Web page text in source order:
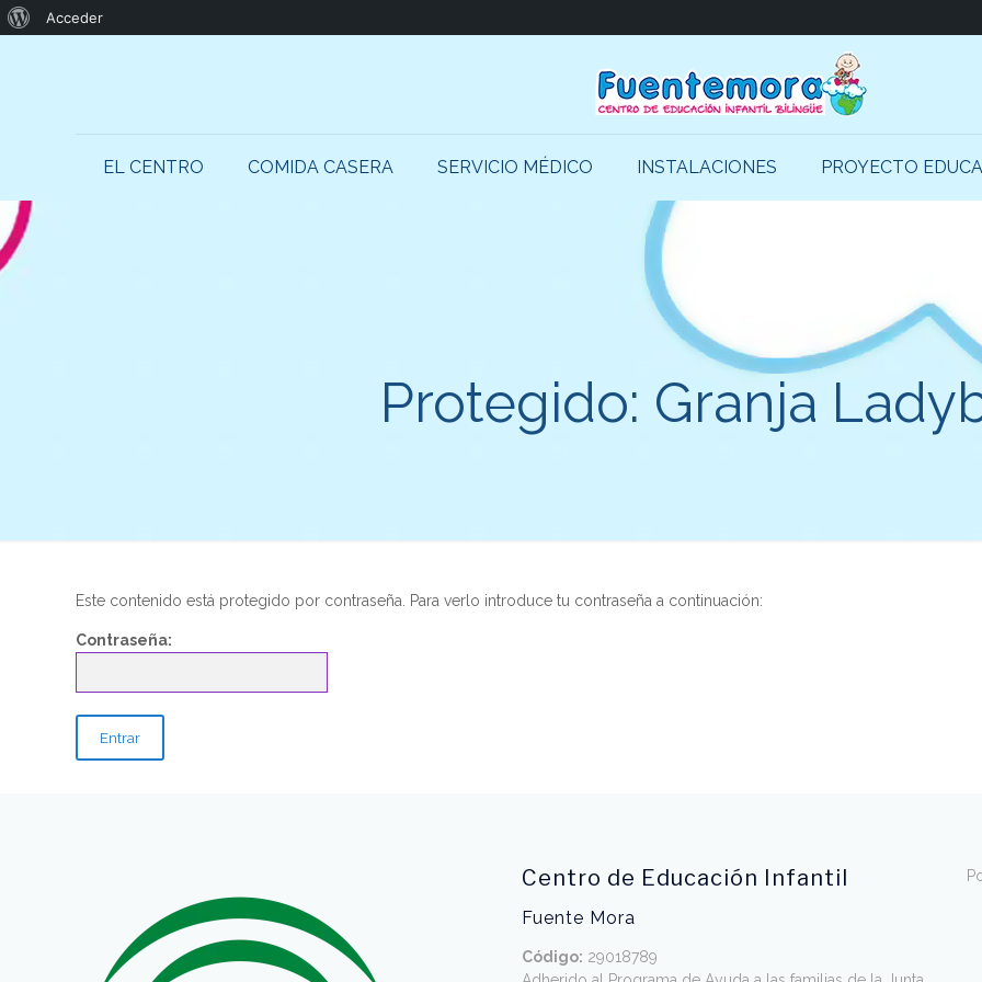
EL CENTRO COMIDA CASERA SERVICIO MÉDICO INSTALACIONES PROYECTO
Protegido: Granja
Este contenido está protegido por contraseña. Para verlo introduce tu contraseña a continuación:
Contraseña:
Centro de Educación Infantil
Fuente Mora
Código: 29018789
Acerca
Acceder